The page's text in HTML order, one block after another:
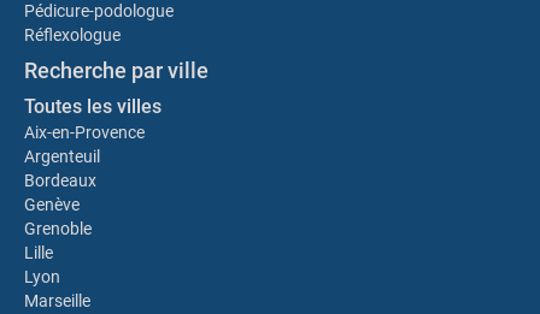
Pédicure-podologue
Réflexologue
Recherche par ville
Toutes les villes
Aix-en-Provence
Argenteuil
Bordeaux
Genève
Grenoble
Lille
Lyon
Marseille